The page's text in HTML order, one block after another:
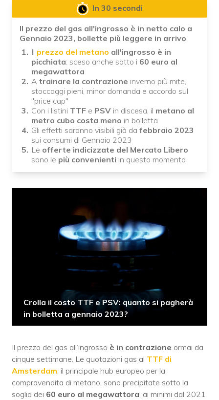
In 30 secondi
Il prezzo del gas all'ingrosso è in netto calo a
Gennaio 2023, bollette più leggere in arrivo
Il prezzo del metano all'ingrosso è in
picchiata: sceso anche sotto i 60 euro al
megawattora
A trainare la contrazione inverno più mite,
stoccaggi pieni, minor domanda e accordo sul
"price cap"
Con i listini TTF e PSV in discesa, il metano al
metro cubo costa meno in bolletta
Gli effetti saranno visibili già da febbraio 2023
sui consumi di Gennaio 2023
Le offerte indicizzate del Mercato Libero
sono le più convenienti in questo momento
Crolla il costo TTF e PSV: quanto si pagherà
in bolletta a gennaio 2023?
Il prezzo del gas all’ingrosso è in contrazione ormai da
cinque settimane. Le quotazioni gas al TTF di
Amsterdam , il principale hub europeo per la
compravendita di metano, sono precipitate sotto la
soglia dei 60 euro al megawattora , ai minimi dal 2021